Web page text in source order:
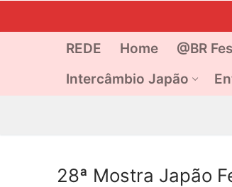
REDE Home @BR
Intercâmbio Japão
28ª Mostra Japão